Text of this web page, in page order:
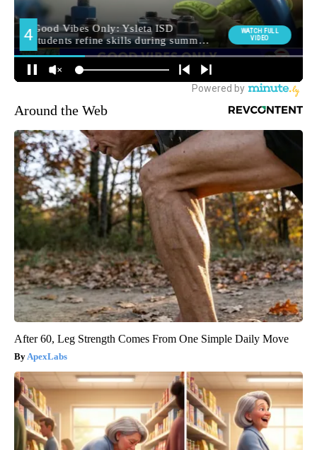
Around the Web
After 60, Leg Strength Comes From One Simple Daily Move
ApexLabs